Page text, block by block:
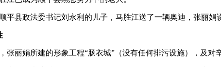
平县政法委书记刘永利的儿子，马胜江送了一辆奥迪，张丽
张丽娟所建的形象工程“肠衣城”（没有任何排污设施），及对